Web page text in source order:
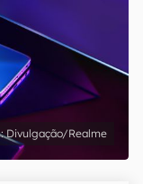
Divulgação/Realme